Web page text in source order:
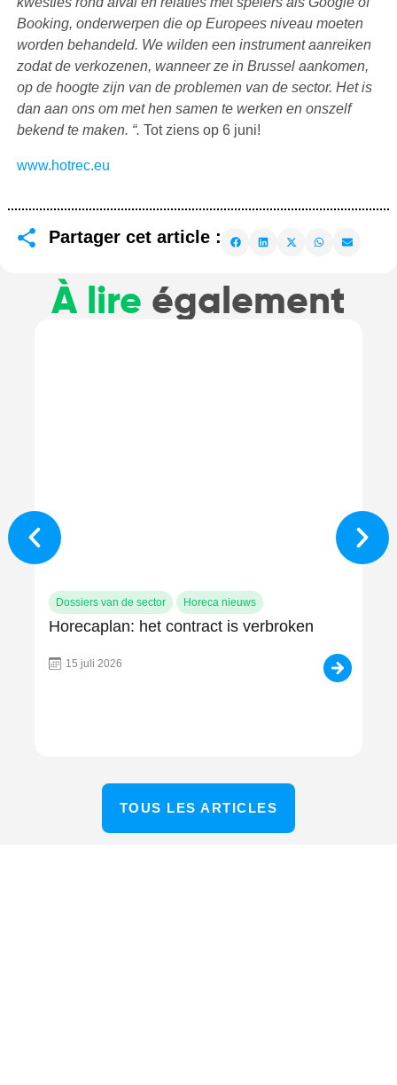
Booking, onderwerpen die op Europees niveau moeten
worden behandeld. We wilden een instrument aanreiken
zodat de verkozenen, wanneer ze in Brussel aankomen,
op de hoogte zijn van de problemen van de sector. Het is
dan aan ons om met hen samen te werken en onszelf
bekend te maken. “. Tot ziens op 6 juni!
www.hotrec.eu
Partager cet article :
À lire également
Dossiers van de sector Horeca nieuws
Horecaplan: het contract is verbroken
15 juli 2026
TOUS LES ARTICLES